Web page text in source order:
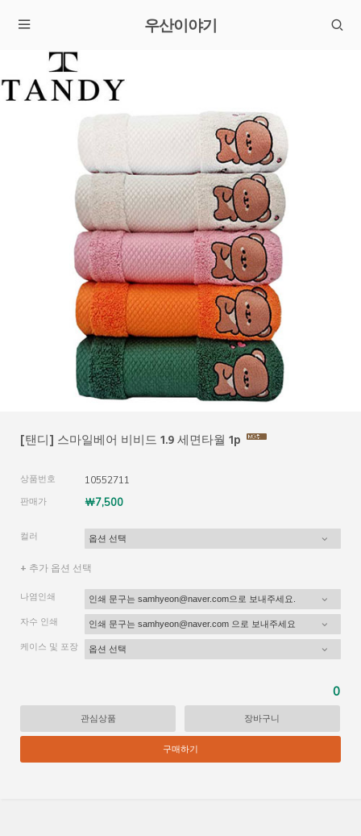
우산이야기
[탠디] 스마일베어 비비드 1.9 세면타월 1p
상품번호 10552711
판매가 ￦7,500
컬러
+ 추가 옵션 선택
나염인쇄
자수 인쇄
케이스 및 포장
0
관심상품 장바구니
구매하기